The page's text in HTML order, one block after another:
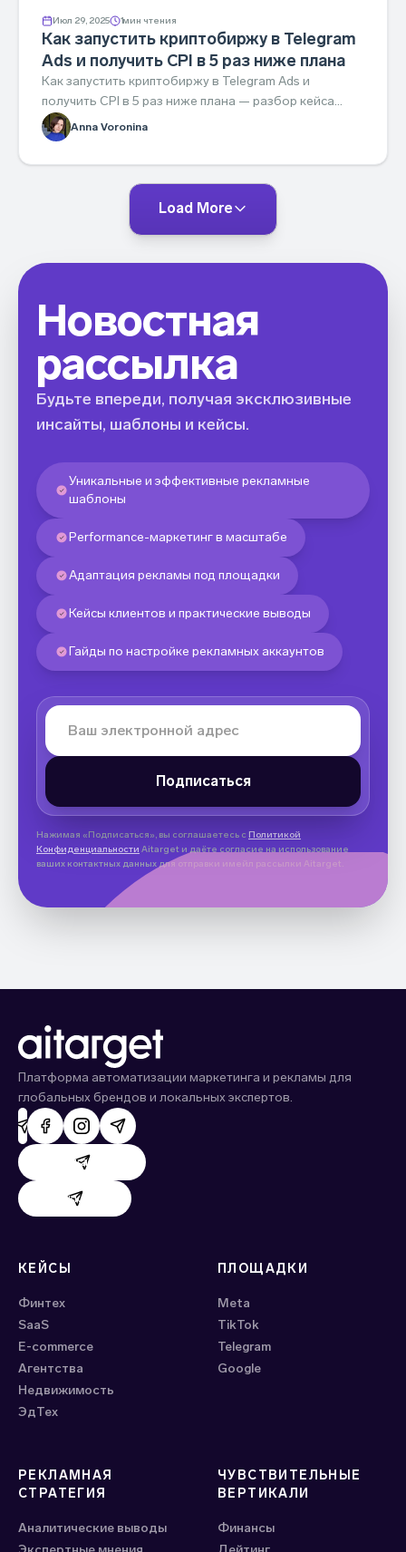
Июл 29, 2025 1мин чтения
Как запустить криптобиржу в Telegram
Ads и получить CPI в 5 раз ниже плана
Как запустить криптобиржу в Telegram Ads и
получить CPI в 5 раз ниже плана — разбор кейса
Tier-2 биржи с AdHand by Aitarget.
Anna Voronina
Load More
Новостная
рассылка
Будьте впереди, получая эксклюзивные
инсайты, шаблоны и кейсы.
Уникальные и эффективные рекламные
шаблоны
Performance-маркетинг в масштабе
Адаптация рекламы под площадки
Кейсы клиентов и практические выводы
Гайды по настройке рекламных аккаунтов
Нажимая «Подписаться», вы соглашаетесь с Политикой
Конфиденциальности Aitarget и даёте согласие на использование
ваших контактных данных для отправки имейл рассылки Aitarget.
Платформа автоматизации маркетинга и рекламы для
глобальных брендов и локальных экспертов.
Поддержка AdHand
Поддержка Evido
КЕЙСЫ
Финтех
SaaS
E-commerce
Агентства
Недвижимость
ЭдТех
ПЛОЩАДКИ
Meta
ТikTok
Telegram
Google
РЕКЛАМНАЯ
СТРАТЕГИЯ
Аналитические выводы
ЧУВСТВИТЕЛЬНЫЕ
ВЕРТИКАЛИ
Финансы